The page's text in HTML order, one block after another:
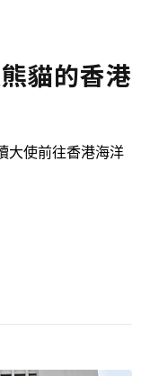
貓的香港
大使前往香港海洋